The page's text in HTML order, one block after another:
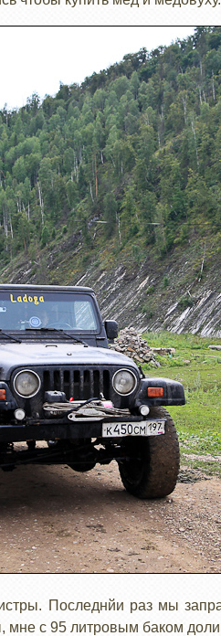
Последнйи раз мы
с 95 литровым баком